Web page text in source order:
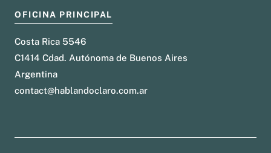
OFICINA PRINCIPAL
Costa Rica 5546
C1414 Cdad. Autónoma de Buenos Aires
Argentina
contact@hablandoclaro.com.ar